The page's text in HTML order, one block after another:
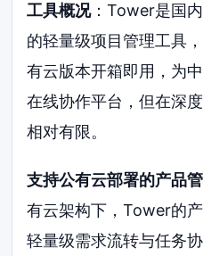
工具概况：Tower是国
的轻量级项目管理工具
有云版本开箱即用，为
在线协作平台，但在深
相对有限。
支持公有云部署的产品
有云架构下，Tower的
轻量级需求流转与任务